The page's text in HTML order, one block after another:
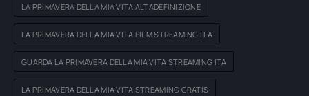
LA PRIMAVERA DELLA MIA VITA ALTADEFINIZIONE
LA PRIMAVERA DELLA MIA VITA FILM STREAMING ITA
GUARDA LA PRIMAVERA DELLA MIA VITA STREAMING ITA
LA PRIMAVERA DELLA MIA VITA STREAMING GRATIS